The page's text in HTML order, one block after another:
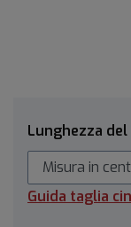
Lunghezza
Guida taglia